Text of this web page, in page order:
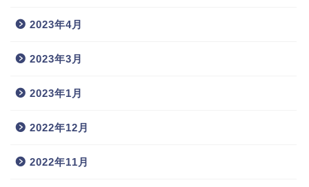
2023年4月
2023年3月
2023年1月
2022年12月
2022年11月